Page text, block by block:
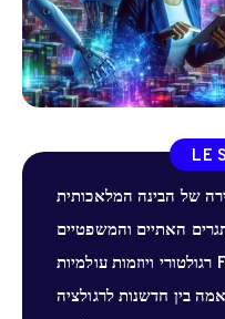
LE
של הבינה המלאכותית
האתיים והמשפטיים
בין חדשנות לרגולציה